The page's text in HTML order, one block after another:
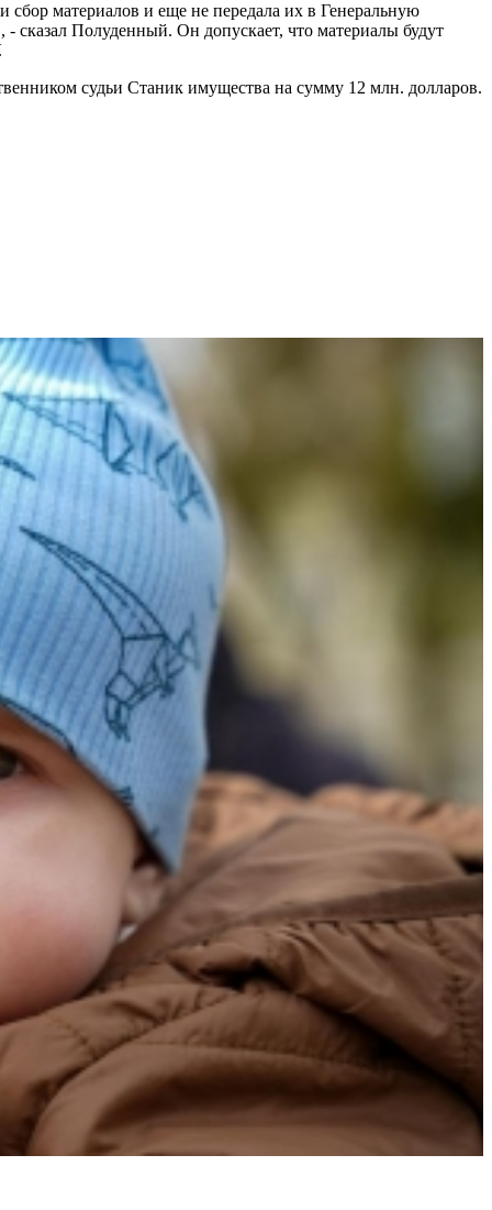
сбор материалов и еще не передала их в Генеральную
сказал Полуденный. Он допускает, что материалы будут
судьи Станик имущества на сумму 12 млн. долларов.